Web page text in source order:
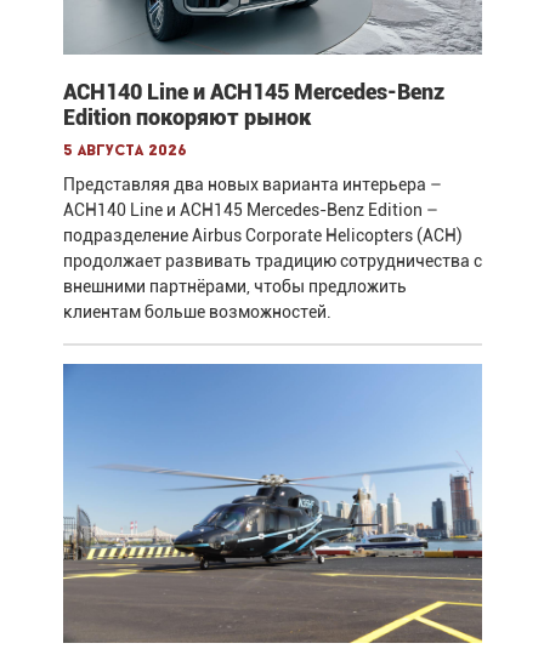
ACH140 Line и ACH145 Mercedes-Benz
Edition покоряют рынок
5 августа 2026
Представляя два новых варианта интерьера –
ACH140 Line и ACH145 Mercedes-Benz Edition –
подразделение Airbus Corporate Helicopters (ACH)
продолжает развивать традицию сотрудничества с
внешними партнёрами, чтобы предложить
клиентам больше возможностей.